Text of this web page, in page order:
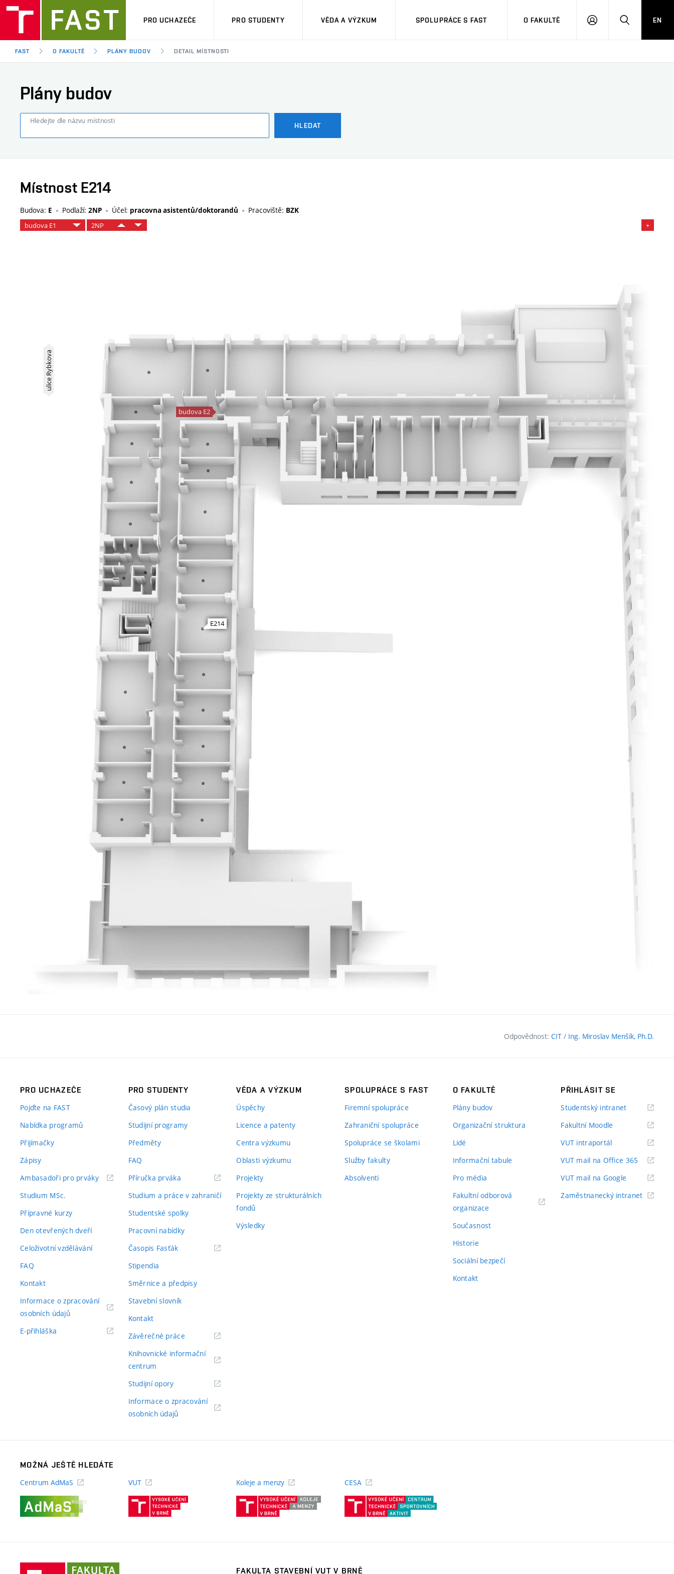
PRO UCHAZEČE PRO STUDENTY VĚDA A VÝZKUM SPOLUPRÁCE S FAST O FAKULTĚ
PŘIHLÁSITHLEDAT
EN
FAST O FAKULTĚ PLÁNY BUDOV DETAIL MÍSTNOSTI
Plány budov
Hledejte dle názvu místnosti
HLEDAT
Místnost E214
Budova: E Podlaží: 2NP Účel: pracovna asistentů/doktorandů Pracoviště: BZK
Odpovědnost: CIT / Ing. Miroslav Menšík, Ph.D.
PRO UCHAZEČE
Pojďte na FAST
Nabídka programů
Přijímačky
Zápisy
Ambasadoři pro prváky(externí
Studium MSc.
Přípravné kurzy
Den otevřených dveří
Celoživotní vzdělávání
FAQ
Kontakt
Informace o zpracování
osobních údajů(externí
E-přihláška
PRO STUDENTY
Časový plán studia
Studijní programy
Předměty
FAQ
Příručka prváka(externí
Studium a práce v zahraničí
Studentské spolky
Pracovní nabídky
Časopis Fasťák(externí
Stipendia
Směrnice a předpisy
Stavební slovník
Kontakt
Závěrečné práce(externí
Knihovnické informační
centrum
Studijní opory(externí
Informace o zpracování
osobních údajů(externí
VĚDA A VÝZKUM
Úspěchy
Licence a patenty
Centra výzkumu
Oblasti výzkumu
Projekty
Projekty ze strukturálních
fondů
Výsledky
SPOLUPRÁCE S FAST
Firemní spolupráce
Zahraniční spolupráce
Spolupráce se školami
Služby fakulty
Absolventi
O FAKULTĚ
Plány budov
Organizační struktura
Lidé
Informační tabule
Pro média
Fakultní odborová
organizace
Současnost
Historie
Sociální bezpečí
Kontakt
PŘIHLÁSIT SE
Studentský intranet(externí
Fakultní Moodle
VUT intraportál(externí
VUT mail na Office 365 (externí
odkaz)
VUT mail na Google (externí
Zaměstnanecký intranet(externí
MOŽNÁ JEŠTĚ HLEDÁTE
Centrum AdMaS
VUT
(externí
Koleje a menzy
(externí
CESA
FAKULTA STAVEBNÍ VUT V BRNĚ